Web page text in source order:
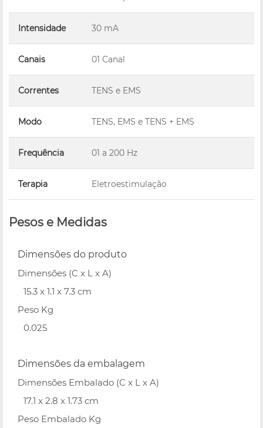
Intensidade 30 mA
Canais 01 Canal
Correntes TENS e EMS
Modo TENS, EMS e TENS + EMS
Frequência 01 a 200 Hz
Terapia Eletroestimulação
Pesos e Medidas
Dimensões do produto
Dimensões (C x L x A)
15.3 x 1.1 x 7.3 cm
Peso Kg
0.025
Dimensões da embalagem
Dimensões Embalado (C x L x A)
17.1 x 2.8 x 1.73 cm
Peso Embalado Kg